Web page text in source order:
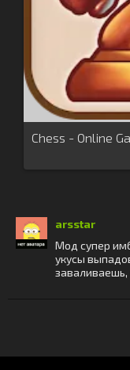
Chess - Online
arsstar
Мод супер
укусы